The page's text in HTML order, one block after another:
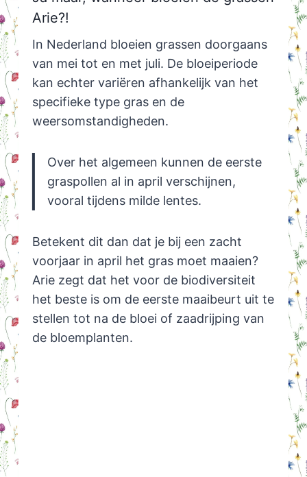
Arie?!
In Nederland bloeien grassen doorgaans
van mei tot en met juli. De bloeiperiode
kan echter variëren afhankelijk van het
specifieke type gras en de
weersomstandigheden.
Over het algemeen kunnen de eerste
graspollen al in april verschijnen,
vooral tijdens milde lentes.
Betekent dit dan dat je bij een zacht
voorjaar in april het gras moet maaien?
Arie zegt dat het voor de biodiversiteit
het beste is om de eerste maaibeurt uit te
stellen tot na de bloei of zaadrijping van
de bloemplanten.